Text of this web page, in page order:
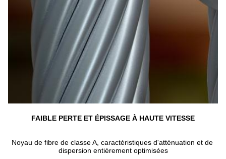
FAIBLE PERTE ET ÉPISSAGE À HAUTE VITESSE
Noyau de fibre de classe A, caractéristiques d'atténuation et de
dispersion entièrement optimisées